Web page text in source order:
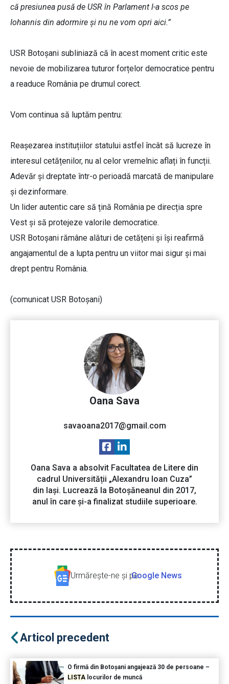
că presiunea pusă de USR în Parlament l-a scos pe
Iohannis din adormire și nu ne vom opri aici.”
USR Botoșani subliniază că în acest moment critic este
nevoie de mobilizarea tuturor forțelor democratice pentru
a readuce România pe drumul corect.
Vom continua să luptăm pentru:
Reașezarea instituțiilor statului astfel încât să lucreze în
interesul cetățenilor, nu al celor vremelnic aflați în funcții.
Adevăr și dreptate într-o perioadă marcată de manipulare
și dezinformare.
Un lider autentic care să țină România pe direcția spre
Vest și să protejeze valorile democratice.
USR Botoșani rămâne alături de cetățeni și își reafirmă
angajamentul de a lupta pentru un viitor mai sigur și mai
drept pentru România.
(comunicat USR Botoșani)
Oana Sava
savaoana2017@gmail.com
Oana Sava a absolvit Facultatea de Litere din
cadrul Universității „Alexandru Ioan Cuza”
din Iași. Lucrează la Botoșăneanul din 2017,
anul în care și-a finalizat studiile superioare.
Urmăreşte-ne şi peGoogle News
Articol precedent
O firmă din Botoșani angajează 30 de persoane –
LISTAlocurilor de muncă